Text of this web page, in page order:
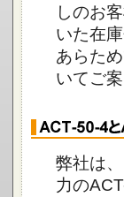
しのお
いた在
あらた
いてご
弊社は
力の